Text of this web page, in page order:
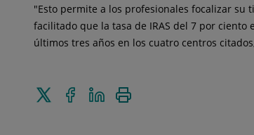
"Esto permite a los profesionales focalizar
facilitado que la tasa de IRAS del 7 por
últimos tres años en los cuatro centros
Enviar
Compartir
en
Compartir